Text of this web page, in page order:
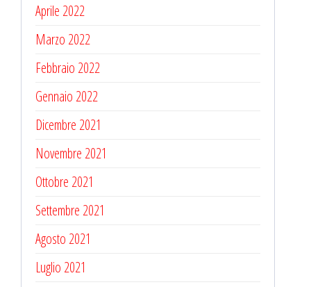
Aprile 2022
Marzo 2022
Febbraio 2022
Gennaio 2022
Dicembre 2021
Novembre 2021
Ottobre 2021
Settembre 2021
Agosto 2021
Luglio 2021